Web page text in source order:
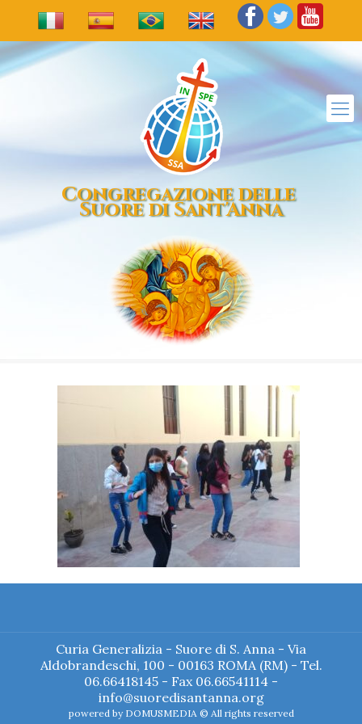
Congregazione delle
Suore di Sant'Anna
Curia Generalizia - Suore di S. Anna - Via
Aldobrandeschi, 100 - 00163 ROMA (RM) - Tel.
06.66418145 - Fax 06.66541114 -
info@suoredisantanna.org
powered by DOMUSMEDIA© All rights reserved